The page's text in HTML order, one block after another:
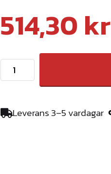
514,30kr
J
I
N Leverans 3–5 vardagar